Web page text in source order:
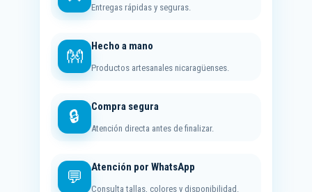
embargo, los colores pueden sufrir cambios si se
exponen directamente al sol durante mucho tiempo.
Somos Manos Nicas. Amamos a
apoyamos el desarrollo de
Entregas rápidas y seguras.
👐
Hecho a mano
Productos artesanales nicaragüenses.
🔒
Compra segura
Atención directa antes de finalizar.
💬
Atención por WhatsApp
Consulta tallas, colores y disponibilidad.